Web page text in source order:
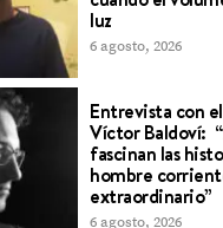
luz
6 agosto, 2026
Entrevista con
Víctor Baldoví:
fascinan las
hombre
extraordinario”
6 agosto, 2026